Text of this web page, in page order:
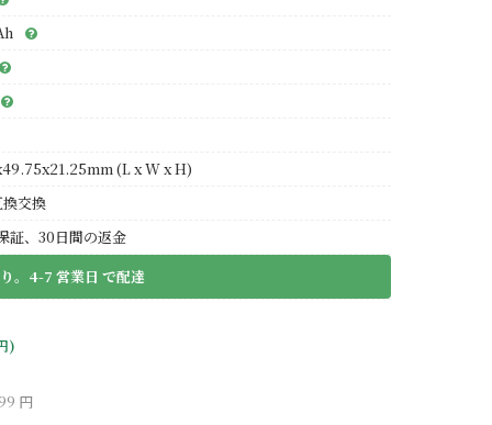
(L x W x H)
交換
証、30日間の返金
。4-7 営業日 で配達
)
円